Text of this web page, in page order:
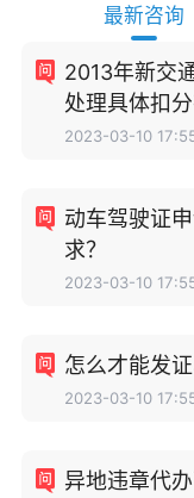
最新咨询
2013年新交
处理具体扣
2023-03-10
动车驾驶证
求？
2023-03-10
怎么才能发
2023-03-10
异地违章代